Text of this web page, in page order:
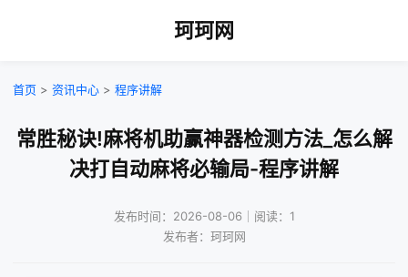
珂珂网
首页 > 资讯中心 > 程序讲解
常胜秘诀!麻将机助赢神器检测方法_怎么解
决打自动麻将必输局-程序讲解
发布时间：2026-08-06｜阅读：1
发布者：珂珂网